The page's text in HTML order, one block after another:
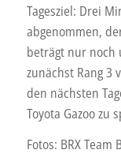
Tagesziel: Drei
abgenommen,
beträgt nur noch
zunächst Rang 3
den nächsten
Toyota Gazoo zu
Fotos: BRX Team